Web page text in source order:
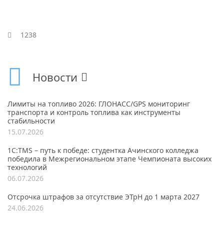
1238
Новости
Лимиты на топливо 2026: ГЛОНАСС/GPS мониторинг
транспорта и контроль топлива как инструменты
стабильности
15.07.2026
1С:TMS – путь к победе: студентка Ачинского колледжа
победила в Межрегиональном этапе Чемпионата высоких
технологий
06.07.2026
Отсрочка штрафов за отсутствие ЭТрН до 1 марта 2027
24.06.2026